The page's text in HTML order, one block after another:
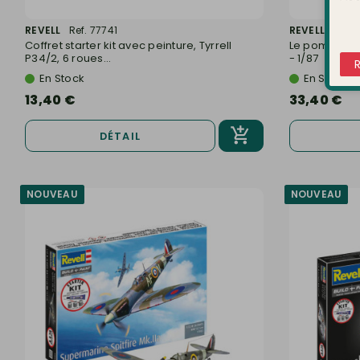
REVELL Ref. 77741
Coffret starter kit avec peinture, Tyrrell
P34/2, 6 roues...
En Stock
13,40 €
DÉTAIL
REVELL
Le pompier,
- 1/87
En Stock
33,40 €
NOUVEAU NOUVEAU